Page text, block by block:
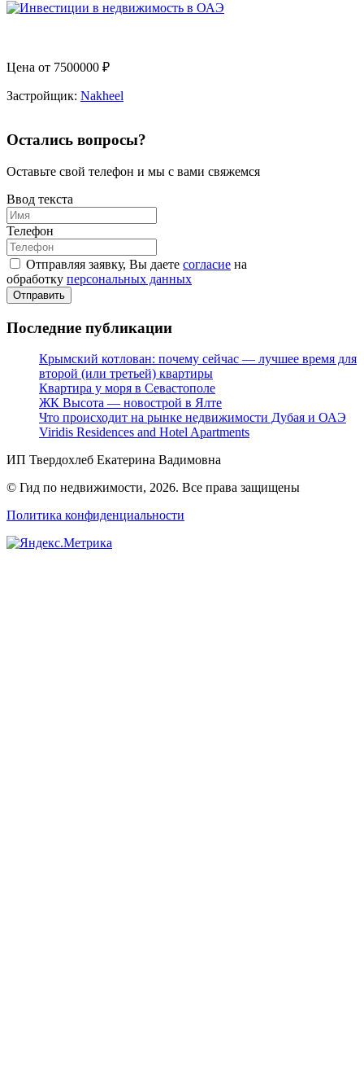
Цена от 7500000 ₽
Застройщик: Nakheel
Остались вопросы?
Оставьте свой телефон и мы с вами свяжемся
Ввод текста
Телефон
Отправляя заявку, Вы даете согласие на
обработку персональных данных
Отправить
Последние публикации
Крымский котлован: почему сейчас — лучшее время для
второй (или третьей) квартиры
Квартира у моря в Севастополе
ЖК Высота — новострой в Ялте
Что происходит на рынке недвижимости Дубая и ОАЭ
Viridis Residences and Hotel Apartments
ИП Твердохлеб Екатерина Вадимовна
© Гид по недвижимости, 2026. Все права защищены
Политика конфиденциальности